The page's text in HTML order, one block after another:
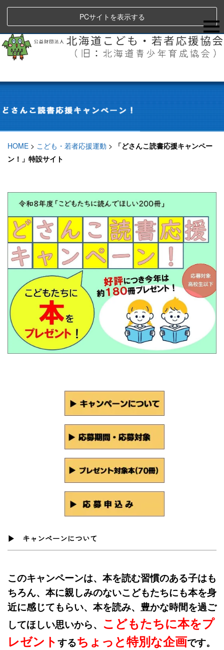
PCサイトを表示する
HOME > こども・若者応援運動 >
「どさんこ読書応援キャンペー
ン！」特設サイト
▶ キャンペーンについて
このキャンペーンは、本を読む習慣のある子はも
ちろん、本に親しみのないこどもたちにも本を身
近に感じてもらい、本を読み、 豊かな時間を過ご
してほしい思いから、 こどもたちに本をプ
レゼントするちょっと特別な企画です。